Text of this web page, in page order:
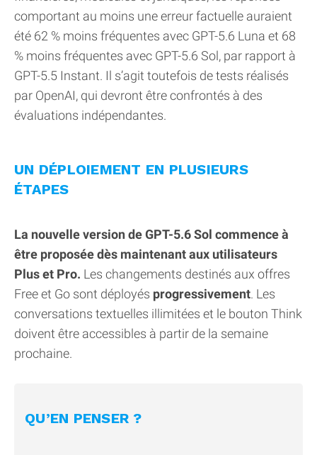
comportant au moins une erreur factuelle auraient
été 62 % moins fréquentes avec GPT-5.6 Luna et 68
% moins fréquentes avec GPT-5.6 Sol, par rapport à
GPT-5.5 Instant. Il s’agit toutefois de tests réalisés
par OpenAI, qui devront être confrontés à des
évaluations indépendantes.
UN DÉPLOIEMENT EN PLUSIEURS
ÉTAPES
La nouvelle version de GPT-5.6 Sol commence à
être proposée dès maintenant aux utilisateurs
Plus et Pro. Les changements destinés aux offres
Free et Go sont déployés progressivement. Les
conversations textuelles illimitées et le bouton Think
doivent être accessibles à partir de la semaine
prochaine.
QU’EN PENSER ?